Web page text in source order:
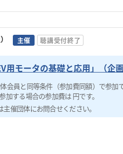
主催 聴講受付終了
モータの基礎と応用」（企画
会員と同等条件（参加費同額）で参加
加する場合の参加費は 円です。
催団体にお問合せください。